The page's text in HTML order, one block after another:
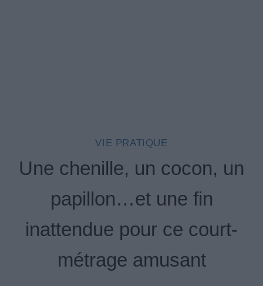
VIE PRATIQUE
Une chenille, un cocon, un
papillon…et une fin
inattendue pour ce court-
métrage amusant